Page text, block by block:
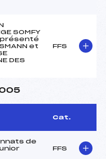
SOMFY
présenté
et
DES
FFS
Cat.
de
FFS